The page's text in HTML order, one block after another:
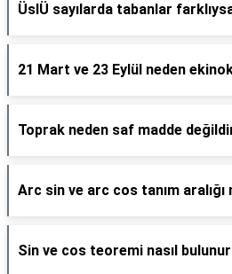
ÜslÜ sayılarda tabanlar
21 Mart ve 23 Eylül neden
Toprak neden saf madde
Arc sin ve arc cos tanım aralığı
Sin ve cos teoremi nasıl